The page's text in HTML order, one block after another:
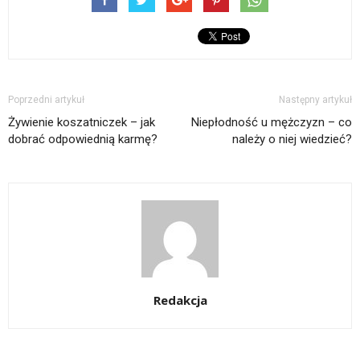
Poprzedni artykuł
Żywienie koszatniczek – jak
dobrać odpowiednią karmę?
Następny artykuł
Niepłodność u mężczyzn – co
należy o niej wiedzieć?
Redakcja